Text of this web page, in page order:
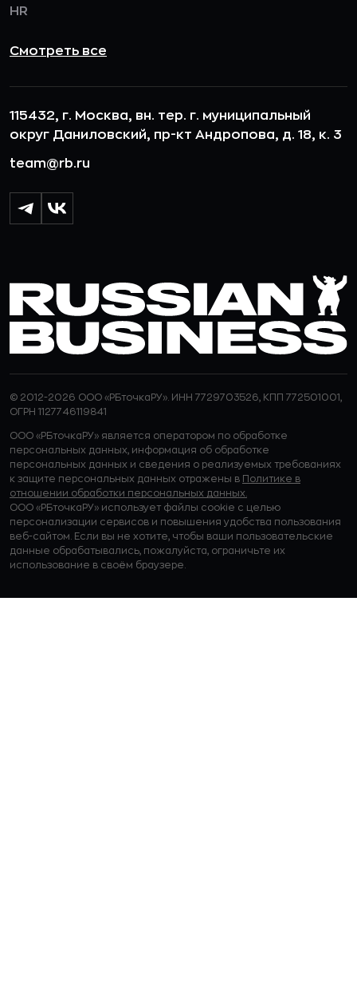
HR
Смотреть все
115432, г. Москва, вн. тер. г. муниципальный
округ Даниловский, пр-кт Андропова, д. 18, к. 3
team@rb.ru
© 2012-2026 ООО «РБточкаРУ». ИНН 7729703526, КПП 772501001,
ОГРН 1127746119841
ООО «РБточкаРУ» является оператором по обработке
персональных данных, информация об обработке
персональных данных и сведения о реализуемых требованиях
к защите персональных данных отражены в
Политике в
отношении обработки персональных данных.
ООО «РБточкаРУ» использует файлы cookie с целью
персонализации сервисов и повышения удобства пользования
веб-сайтом. Если вы не хотите, чтобы ваши пользовательские
данные обрабатывались, пожалуйста, ограничьте их
использование в своём браузере.